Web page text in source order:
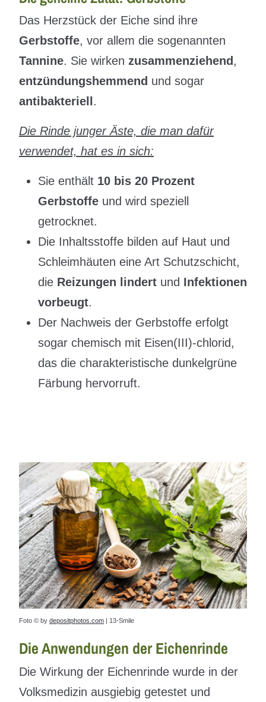
Das Herzstück der Eiche sind ihre
Gerbstoffe, vor allem die sogenannten
Tannine. Sie wirken zusammenziehend ,
entzündungshemmend und sogar
antibakteriell .
Die Rinde junger Äste, die man dafür
verwendet, hat es in sich:
Sie enthält 10 bis 20 Prozent
Gerbstoffe und wird speziell
getrocknet.
Die Inhaltsstoffe bilden auf Haut und
Schleimhäuten eine Art Schutzschicht,
die Reizungen lindert und Infektionen
vorbeugt.
Der Nachweis der Gerbstoffe erfolgt
sogar chemisch mit Eisen(III)-chlorid,
das die charakteristische dunkelgrüne
Färbung hervorruft.
Foto © by depositphotos.com | 13-Smile
Die Anwendungen der Eichenrinde
Die Wirkung der Eichenrinde wurde in der
Volksmedizin ausgiebig getestet und